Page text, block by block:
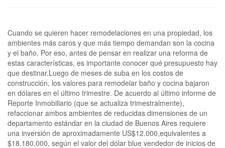
Cuando se quieren hacer remodelaciones en una propiedad, los
ambientes más caros y que más tiempo demandan son la cocina
y el baño. Por eso, antes de pensar en realizar una reforma de
estas características, es importante conocer qué presupuesto hay
que destinar.Luego de meses de suba en los costos de
construcción, los valores para remodelar baño y cocina bajaron
en dólares en el último trimestre. De acuerdo al último informe de
Reporte Inmobiliario (que se actualiza trimestralmente),
refaccionar ambos ambientes de reducidas dimensiones de un
departamento estándar en la ciudad de Buenos Aires requiere
una inversión de aproximadamente US$12.000,equivalentes a
$18.180.000, según el valor del dólar blue vendedor de inicios de